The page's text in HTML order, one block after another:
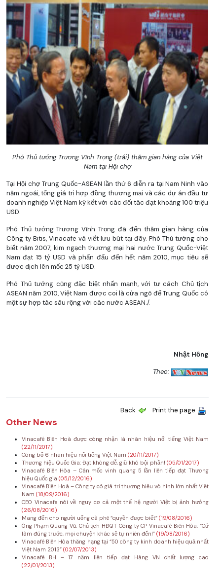
Phó Thủ tướng Trương Vĩnh Trọng (trái) thăm gian hàng của Việt
Nam tại Hội chợ
Tại Hội chợ Trung Quốc-ASEAN lần thứ 6 diễn ra tại Nam Ninh vào
năm ngoái, tổng giá trị hợp đồng thương mại và các dự án đầu tư
doanh nghiệp Việt Nam ký kết với các đối tác đạt khoảng 100 triệu
USD.
Phó Thủ tướng Trương Vĩnh Trọng đã đến thăm gian hàng của
Công ty Bitis, Vinacafe và viết lưu bút tại đây. Phó Thủ tướng cho
biết năm 2007, kim ngạch thương mại hai nước Trung Quốc-Việt
Nam đạt 15 tỷ USD và phấn đấu đến hết năm 2010, mục tiêu sẽ
được dịch lên mốc 25 tỷ USD.
Phó Thủ tướng cũng đặc biệt nhấn mạnh, với tư cách Chủ tịch
ASEAN năm 2010, Việt Nam được coi là cửa ngõ để Trung Quốc có
một sự hợp tác sâu rộng với các nước ASEAN./.
Nhật Hồng
Theo:
Back Print the page
Other News
Vinacafé Biên Hoà được công nhận là nhãn hiệu nổi tiếng Việt Nam
(22/11/2017)
Công bố 6 nhãn hiệu nổi tiếng Việt Nam (20/11/2017)
Thương hiệu Quốc Gia: Đạt không dễ, giữ khó bội phần! (05/01/2017)
Vinacafé Biên Hòa – Cán mốc vinh quang 5 lần liên tiếp đạt Thương
hiệu Quốc gia (05/12/2016)
Vinacafé Biên Hoà – Công ty có giá trị thương hiệu vô hình lớn nhất Việt
Nam (18/09/2016)
CEO Vinacafe nói về nguy cơ cả một thế hệ người Việt bị ảnh hưởng
(26/08/2016)
Mang đến cho người uống cà phê “quyền được biết” (19/08/2016)
Ông Phạm Quang Vũ, Chủ tịch HĐQT Công ty CP Vinacafé Biên Hòa: “Cứ
làm đúng trước, mọi chuyện khác sẽ tự nhiên đến!” (19/08/2016)
Vinacafé Biên Hòa thăng hạng tại “50 công ty kinh doanh hiệu quả nhất
Việt Nam 2013” (02/07/2013)
Vinacafé BH – 17 năm liên tiếp đạt Hàng VN chất lượng cao
(22/01/2013)